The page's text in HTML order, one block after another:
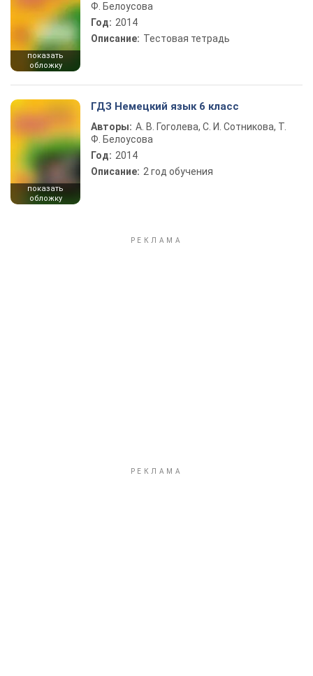
показать
обложку
Ф. Белоусова
Год: 2014
Описание: Тестовая тетрадь
показать
обложку
ГДЗ Немецкий язык 6 класс
Авторы: А. В. Гоголева, С. И. Сотникова, Т.
Ф. Белоусова
Год: 2014
Описание: 2 год обучения